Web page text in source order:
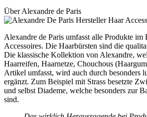
Über Alexandre de Paris
Alexandre de Paris umfasst alle Produkte im
Accessoires. Die Haarbürsten sind die
Die klassische Kollektion von Alexandre,
Haarreifen, Haarnetze, Chouchous
Artikel umfasst, wird auch durch besonders
ergänzt. Zum Beispiel mit Strass besetzte
und selbst Diademe, welche besonders zur
sind.